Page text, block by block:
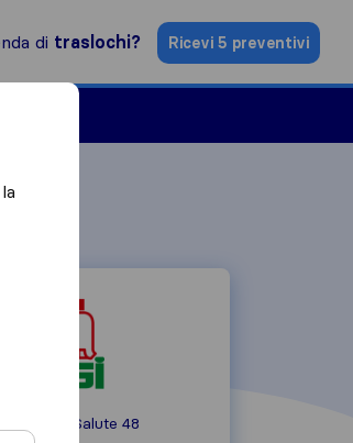
di traslochi? Ricevi 5 preventivi
della Salute 48